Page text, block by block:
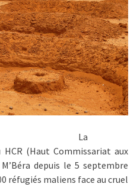
La
(Haut Commissariat aux
depuis le 5 septembre
réfugiés maliens face au cruel